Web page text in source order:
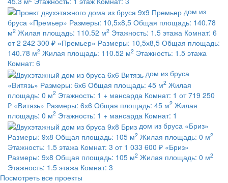
дом из
бруса «Премьер» Размеры: 10,5х8,5 Общая площадь: 140.78
м2 Жилая площадь: 110.52 м2 Этажность: 1.5 этажа Комнат: 6
от 2 242 300 ₽ «Премьер» Размеры: 10,5х8,5 Общая площадь:
140.78 м2 Жилая площадь: 110.52 м2 Этажность: 1.5 этажа
Комнат: 6
дом из бруса
«Витязь» Размеры: 6х6 Общая площадь: 45 м2 Жилая
площадь: 0 м2 Этажность: 1 + мансарда Комнат: 1 от 719 250
₽ «Витязь» Размеры: 6х6 Общая площадь: 45 м2 Жилая
площадь: 0 м2 Этажность: 1 + мансарда Комнат: 1
дом из бруса «Бриз»
Размеры: 9х8 Общая площадь: 105 м2 Жилая площадь: 0 м2
Этажность: 1.5 этажа Комнат: 3 от 1 033 600 ₽ «Бриз»
Размеры: 9х8 Общая площадь: 105 м2 Жилая площадь: 0 м2
Этажность: 1.5 этажа Комнат: 3
Посмотреть все проекты